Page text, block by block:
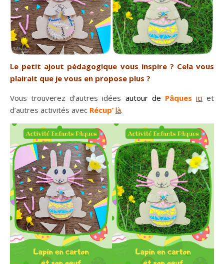
Le petit ajout pédagogique vous inspire ? Cela vous
plairait que je vous en propose plus ?
Vous trouverez d’autres idées autour de Pâques ici et
d’autres activités avec Récup’ là.